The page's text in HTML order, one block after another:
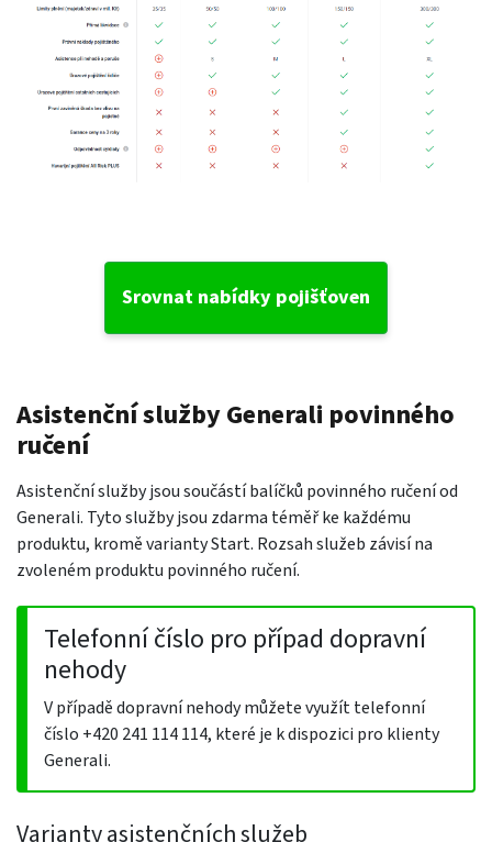
Srovnat nabídky pojišťoven
Asistenční služby Generali povinného
ručení
Asistenční služby jsou součástí balíčků povinného ručení od
Generali. Tyto služby jsou zdarma téměř ke každému
produktu, kromě varianty Start. Rozsah služeb závisí na
zvoleném produktu povinného ručení.
Telefonní číslo pro případ dopravní
nehody
V případě dopravní nehody můžete využít telefonní
číslo +420 241 114 114, které je k dispozici pro klienty
Generali.
Varianty asistenčních služeb